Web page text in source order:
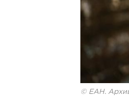
© ЕАН.